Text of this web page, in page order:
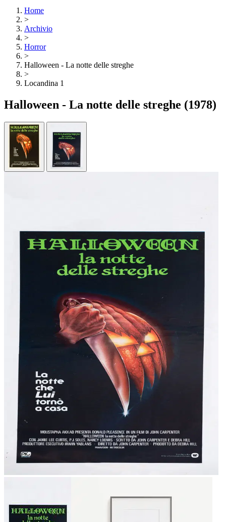
Home
>
Archivio
>
Horror
>
Halloween - La notte delle streghe
>
Locandina 1
Halloween - La notte delle streghe (1978)